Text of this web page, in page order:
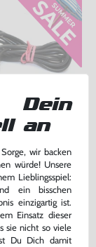
2,99 €
€
an
wir backen
würde! Unsere
Lieblingsspiel:
ein bisschen
einzigartig ist.
Einsatz dieser
sie nicht so viele
Du Dich damit